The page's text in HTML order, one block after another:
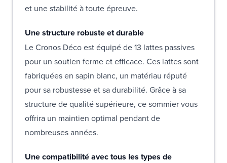
et une stabilité à toute épreuve.
Une structure robuste et durable
Le Cronos Déco est équipé de 13 lattes passives
pour un soutien ferme et efficace. Ces lattes sont
fabriquées en sapin blanc, un matériau réputé
pour sa robustesse et sa durabilité. Grâce à sa
structure de qualité supérieure, ce sommier vous
offrira un maintien optimal pendant de
nombreuses années.
Une compatibilité avec tous les types de